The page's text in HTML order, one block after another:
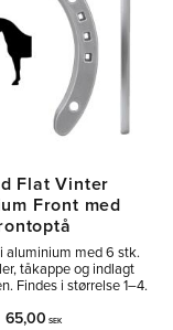
Flat Vinter
Front med
aluminium med 6 stk.
tåkappe og indlagt
Findes i størrelse 1–4.
65,00 SEK